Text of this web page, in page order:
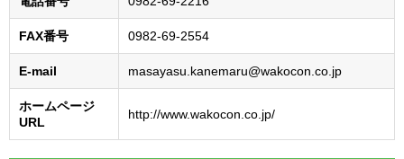
FAX番号 0982-69-2554
E-mail masayasu.kanemaru@wakocon.co.jp
ホームページ
URL
http://www.wakocon.co.jp/